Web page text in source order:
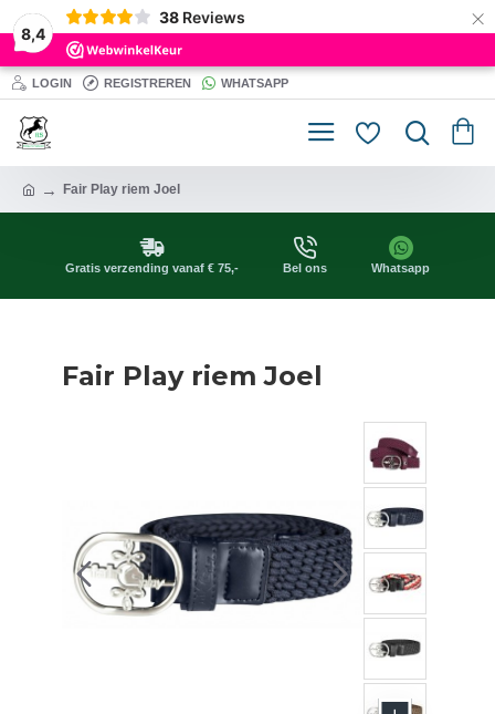
8,4
38 Reviews ×
LOGIN REGISTREREN WHATSAPP
Fair Play riem Joel
Gratis verzending vanaf € 75,- Bel ons Whatsapp
Fair Play riem Joel